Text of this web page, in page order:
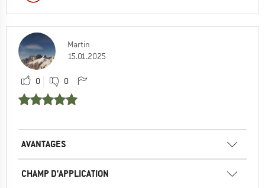
Martin
15.01.2025
0 0
AVANTAGES
CHAMP D'APPLICATION